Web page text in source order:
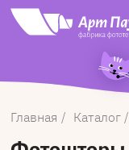
Главная Каталог